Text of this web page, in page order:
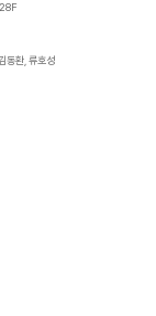
동환, 류호성